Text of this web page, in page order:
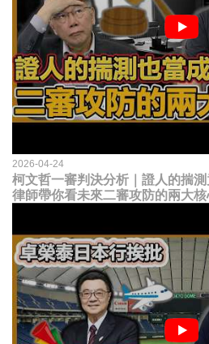
2026-04-24
柯文哲一審判決分析｜證人的揣
律師帶你看未來二審攻防的兩大核